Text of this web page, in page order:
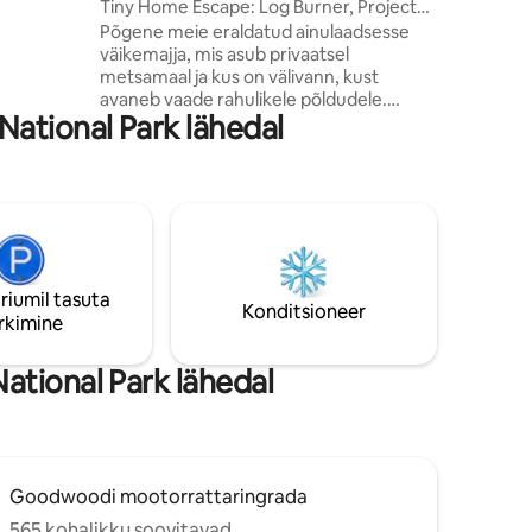
Tiny Home Escape: Log Burner, Projector
& BathTub
Põgene meie eraldatud ainulaadsesse
väikemajja, mis asub privaatsel
metsamaal ja kus on välivann, kust
avaneb vaade rahulikele põldudele.
Naudi valgusküllast avatud
planeeringuga eluase, kus on palgipõleti,
Vaid lühikese autosõidu kaugusel A3-st,
Goodwoodist, Devil's Punchbowlist ning
lugematutest jalutus- ja jalgrattateedest.
Rahulik puhkusereis ootab!
Park lähedal
tasuta
Konditsioneer
Park lähedal
Goodwoodi mootorrattaringrada